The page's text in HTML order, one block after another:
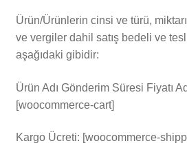
Ürün/Ürünlerin cinsi ve türü,
ve vergiler dahil satış bedeli ve
aşağıdaki gibidir:
Ürün Adı Gönderim Süresi Fiyatı
[woocommerce-cart]
Kargo Ücreti: [woocommerce-